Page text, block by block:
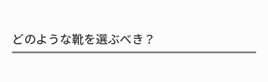
どのような靴を選ぶべき？